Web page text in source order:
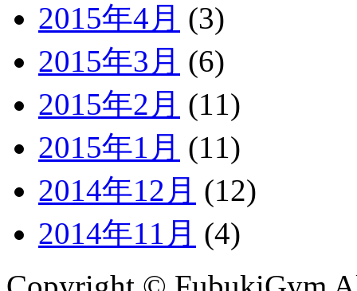
2015年4月 (3)
2015年3月 (6)
2015年2月 (11)
2015年1月 (11)
2014年12月 (12)
2014年11月 (4)